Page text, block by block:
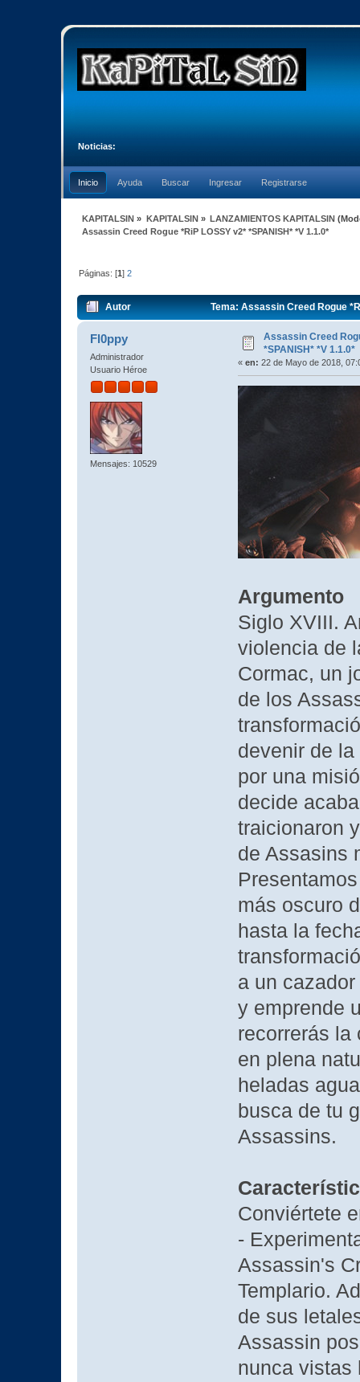
Noticias:
Inicio Ayuda Buscar Ingresar Registrarse
KAPITALSIN » KAPITALSIN» LANZAMIENTOS KAPITALSIN
Assassin Creed Rogue *RiP LOSSY v2* *SPANISH* *V 1.1.0*
Páginas: [1]2
Autor Tema: Assassin Creed Rogue
Fl0ppy
Administrador
Usuario Héroe
Mensajes: 10529
Assassin Creed
*SPANISH* *V 1.1.0*
« en: 22 de Mayo de 2018,
Argumento
Siglo XVIII.
violencia de
Cormac, un
de los
devenir de
por una
decide
traicionaron
de Assasins
más oscuro
hasta la
a un
y emprende
recorrerás la
en plena
heladas
busca de tu
Assassins.
Conviértete
-
Assassin's
Templario.
de sus
Assassin
nunca vistas